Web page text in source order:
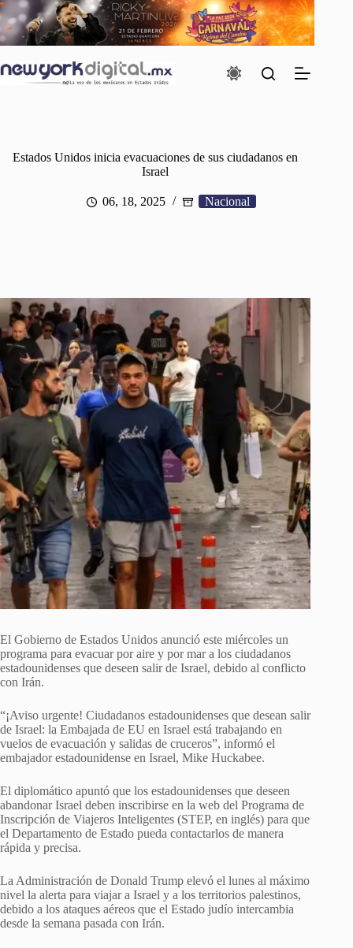
Saltar
al
contenido
Estados Unidos inicia evacuaciones de sus ciudadanos en
Israel
06, 18, 2025 Nacional
El Gobierno de Estados Unidos anunció este miércoles un
programa para evacuar por aire y por mar a los ciudadanos
estadounidenses que deseen salir de Israel, debido al conflicto
con Irán.
“¡Aviso urgente! Ciudadanos estadounidenses que desean salir
de Israel: la Embajada de EU en Israel está trabajando en
vuelos de evacuación y salidas de cruceros”, informó el
embajador estadounidense en Israel, Mike Huckabee.
El diplomático apuntó que los estadounidenses que deseen
abandonar Israel deben inscribirse en la web del Programa de
Inscripción de Viajeros Inteligentes (STEP, en inglés) para que
el Departamento de Estado pueda contactarlos de manera
rápida y precisa.
La Administración de Donald Trump elevó el lunes al máximo
nivel la alerta para viajar a Israel y a los territorios palestinos,
debido a los ataques aéreos que el Estado judío intercambia
desde la semana pasada con Irán.